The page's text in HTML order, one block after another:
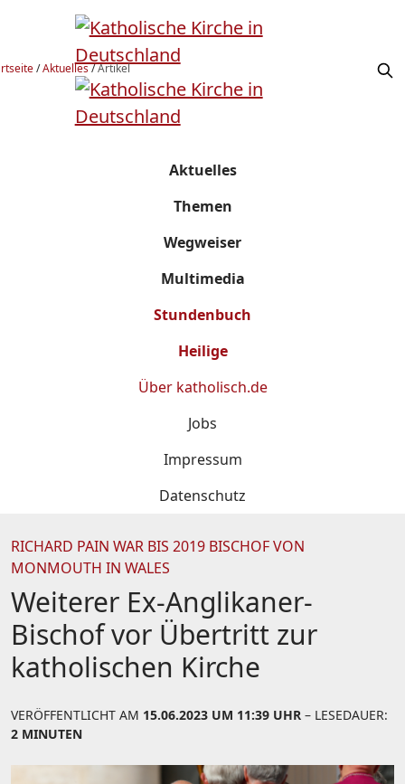
/Aktuelles/Artikel
Aktuelles
Themen
Wegweiser
Multimedia
Stundenbuch
Heilige
Über katholisch.de
Jobs
Impressum
Datenschutz
RICHARD PAIN WAR BIS 2019 BISCHOF VON
MONMOUTH IN WALES
Weiterer Ex-Anglikaner-
Bischof vor Übertritt zur
katholischen Kirche
VERÖFFENTLICHT AM 15.06.2023 UM 11:39 UHR – LESEDAUER:
2 MINUTEN